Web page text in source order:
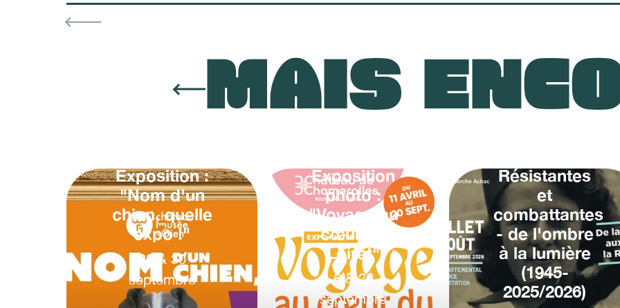
MAIS
Exposition :
"Nom d'un
chien, quelle
expo !"
20 & 30
septembre
Exposition
photo :
"Voyage au
cœur du
Loiret"
6 & 20
septembre
Résistantes
et
combattantes
- de l'ombre
à la lumière
(1945-
2025/2026)